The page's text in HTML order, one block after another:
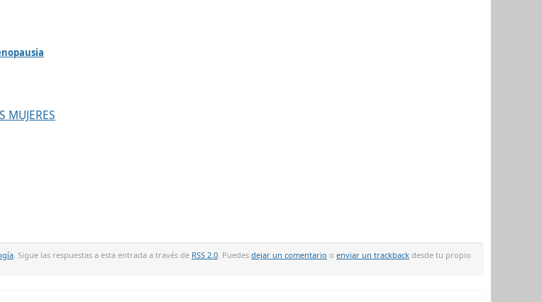
MUJERES
. Sigue las respuestas a esta entrada a través de RSS 2.0. Puedes dejar un comentario o enviar un trackback desde tu propio